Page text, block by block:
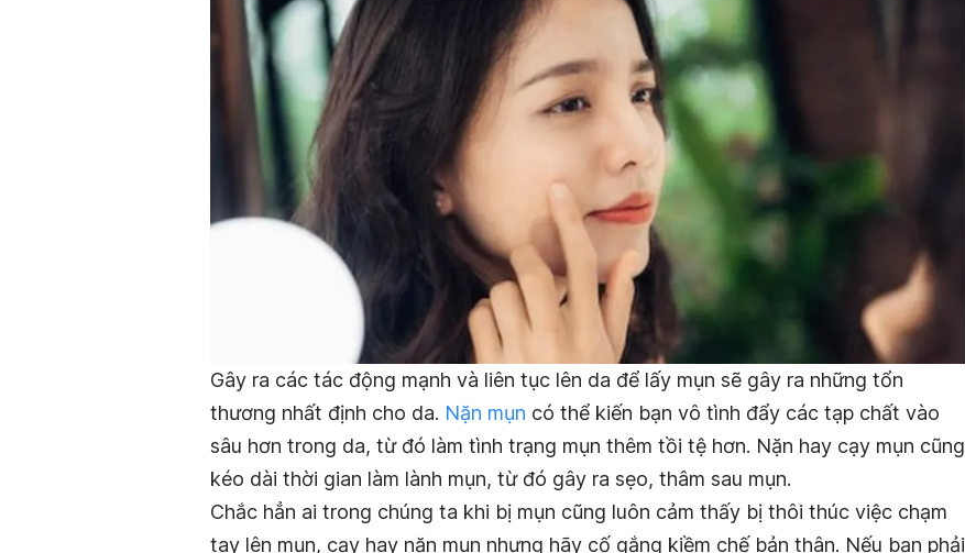
Gây ra các tác động mạnh và liên tục lên da để lấy mụn sẽ gây ra những tổn
thương nhất định cho da. Nặn mụn có thể kiến bạn vô tình đẩy các tạp chất vào
sâu hơn trong da, từ đó làm tình trạng mụn thêm tồi tệ hơn. Nặn hay cạy mụn cũng
kéo dài thời gian làm lành mụn, từ đó gây ra sẹo, thâm sau mụn.
Chắc hẳn ai trong chúng ta khi bị mụn cũng luôn cảm thấy bị thôi thúc việc chạm
tay lên mụn, cạy hay nặn mụn nhưng hãy cố gắng kiềm chế bản thân. Nếu bạn phải